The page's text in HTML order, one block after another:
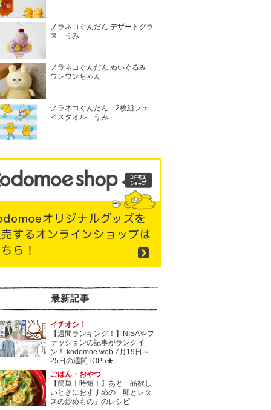
ノラネコぐんだん デザートグラ
ス うみ
ノラネコぐんだん ぬいぐるみ
ワンワンちゃん
ノラネコぐんだん 2枚組フェ
イスタオル うみ
最新記事
イチオシ！
【週間ランキング！】NISAやフ
ァッションの記事がランクイ
ン！ kodomoe web 7月19日～
25日の週間TOP5★
ごはん・おやつ
【簡単！時短！】あと一品欲し
いときにおすすめの「卵とレタ
スの炒めもの」のレシピ